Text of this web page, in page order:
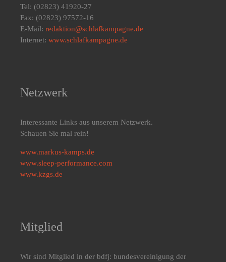
Tel: (02823) 41920-27
Fax: (02823) 97572-16
E-Mail: redaktion@schlafkampagne.de
Internet: www.schlafkampagne.de
Netzwerk
Interessante Links aus unserem Netzwerk.
Schauen Sie mal rein!
www.markus-kamps.de
www.sleep-performance.com
www.kzgs.de
Mitglied
Wir sind Mitglied in der bdfj: bundesvereinigung der